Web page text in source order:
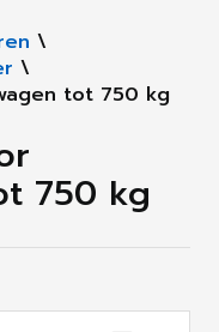
\
\
tot 750 kg
750 kg